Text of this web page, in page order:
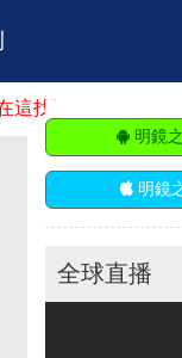
舞台。明鏡火拍招
明鏡
明鏡
全球直播